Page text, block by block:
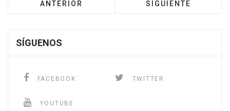
ANTERIOR SIGUIENTE
SÍGUENOS
FACEBOOK TWITTER
YOUTUBE